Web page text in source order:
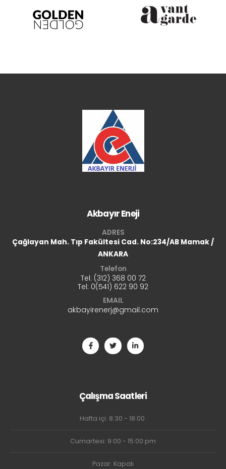
Akbayır Eneji
ADRES
Çağlayan Mah. Tıp Fakültesi Cad. No:234/AB Mamak /
ANKARA
Telefon
Tel: (312) 368 00 72
Tel: 0(541) 622 90 92
EMAIL
akbayirenerj@gmail.com
Çalışma Saatleri
Hafta içi: 8:30 - 18:00
Cumartesi: 9:00 - 15:00 pm
Pazar: Kapalı